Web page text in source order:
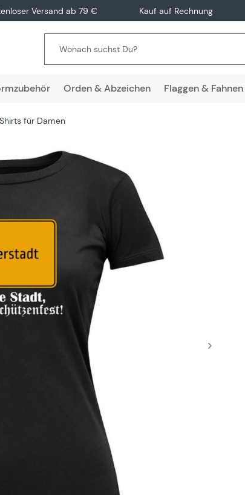
Versand ab 79 € Kauf auf Rechnung
Orden & Abzeichen Flaggen & Fahnen
Shirts für Damen